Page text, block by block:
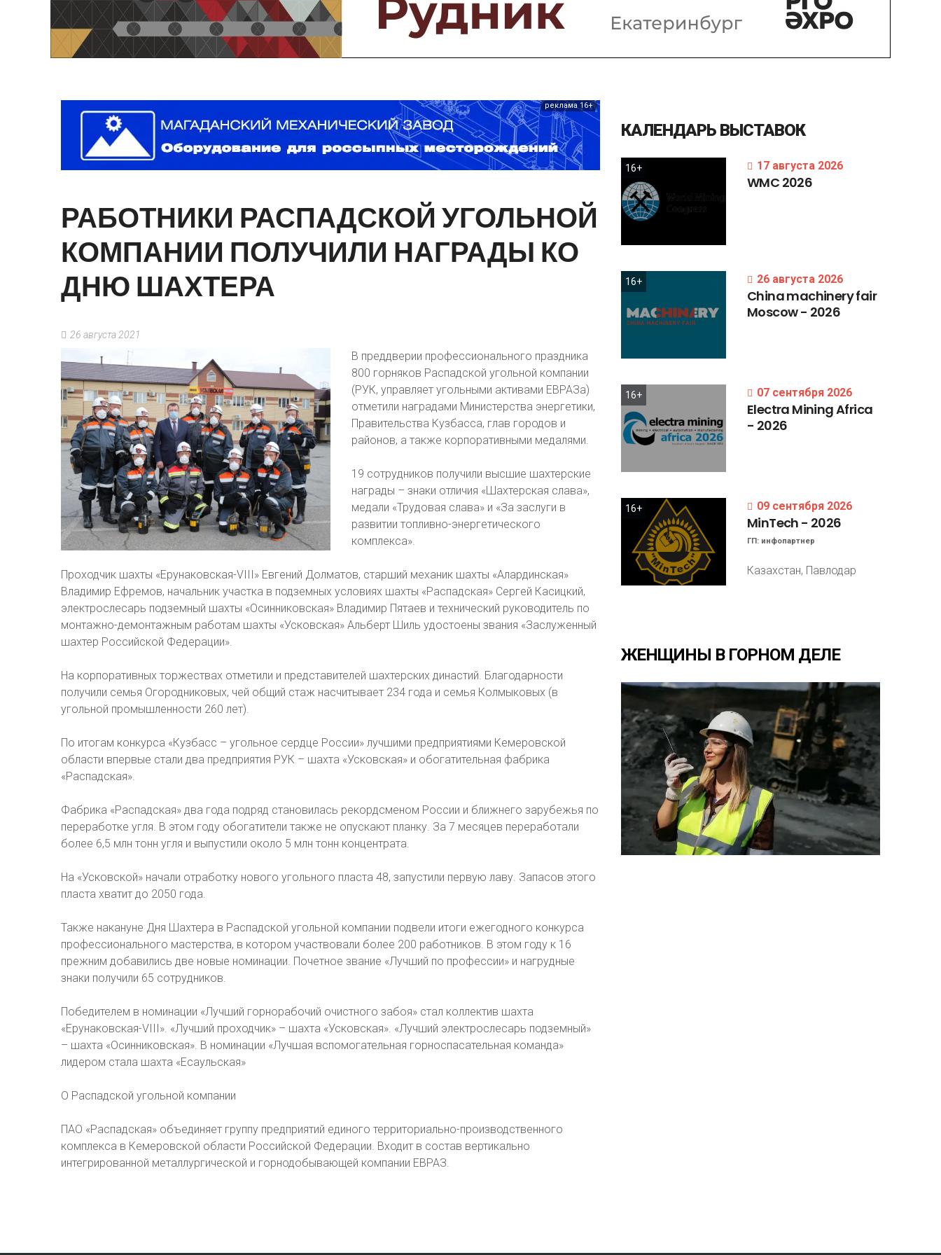
Предприятия и компании
Интервью
Выставки, Конференции
реклама 16+
РАБОТНИКИ РАСПАДСКОЙУГОЛЬНОЙ
КОМПАНИИ ПОЛУЧИЛИ НАГРАДЫ КО
ДНЮШАХТЕРА
26 августа 2021
В преддверии профессионального праздника
800 горняков Распадской угольной компании
(РУК, управляет угольными активами ЕВРАЗа)
отметили наградами Министерства энергетики,
Правительства Кузбасса, глав городов и
районов, а также корпоративными медалями.
19 сотрудников получили высшие шахтерские
награды – знаки отличия «Шахтерская слава»,
медали «Трудовая слава» и «За заслуги в
развитии топливно-энергетического
комплекса».
Проходчик шахты «Ерунаковская-VIII» Евгений Долматов, старший механик шахты «Алардинская»
Владимир Ефремов, начальник участка в подземных условиях шахты «Распадская» Сергей Касицкий,
электрослесарь подземный шахты «Осинниковская» Владимир Пятаев и технический руководитель по
монтажно-демонтажным работам шахты «Усковская» Альберт Шиль удостоены звания «Заслуженный
шахтер Российской Федерации».
На корпоративных торжествах отметили и представителей шахтерских династий. Благодарности
получили семья Огородниковых, чей общий стаж насчитывает 234 года и семья Колмыковых (в
угольной промышленности 260 лет).
По итогам конкурса «Кузбасс – угольное сердце России» лучшими предприятиями Кемеровской
области впервые стали два предприятия РУК – шахта «Усковская» и обогатительная фабрика
«Распадская».
Фабрика «Распадская» два года подряд становилась рекордсменом России и ближнего зарубежья по
переработке угля. В этом году обогатители также не опускают планку. За 7 месяцев переработали
более 6,5 млн тонн угля и выпустили около 5 млн тонн концентрата.
На «Усковской» начали отработку нового угольного пласта 48, запустили первую лаву. Запасов этого
пласта хватит до 2050 года.
Также накануне Дня Шахтера в Распадской угольной компании подвели итоги ежегодного конкурса
профессионального мастерства, в котором участвовали более 200 работников. В этом году к 16
прежним добавились две новые номинации. Почетное звание «Лучший по профессии» и нагрудные
знаки получили 65 сотрудников.
Победителем в номинации «Лучший горнорабочий очистного забоя» стал коллектив шахта
«Ерунаковская-VIII». «Лучший проходчик» – шахта «Усковская». «Лучший электрослесарь подземный»
– шахта «Осинниковская». В номинации «Лучшая вспомогательная горноспасательная команда»
лидером стала шахта «Есаульская»
О Распадской угольной компании
ПАО «Распадская» объединяет группу предприятий единого территориально-производственного
комплекса в Кемеровской области Российской Федерации. Входит в состав вертикально
интегрированной металлургической и горнодобывающей компании ЕВРАЗ.
КАЛЕНДАРЬ ВЫСТАВОК
16+ 17 августа 2026
WMC 2026
16+ 26 августа 2026
Chinamachineryfair
Moscow- 2026
16+ 07 сентября 2026
Electra MiningAfrica
- 2026
16+ 09 сентября 2026
MinTech - 2026
ГП: инфопартнер
Казахстан, Павлодар
ЖЕНЩИНЫ В ГОРНОМ ДЕЛЕ